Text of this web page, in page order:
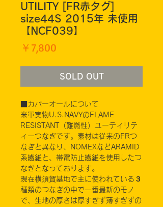
UTILITY [FR赤タグ]
size44S 2015年 未使用
【NCF039】
￥7,800
SOLD OUT
■カバーオールについて
米軍実物U.S.NAVYのFLAME
RESISTANT（難燃性）ユーティリテ
ィーつなぎです。素材は従来のFRつ
なぎと異なり、NOMEXなどARAMID
系繊維と、帯電防止繊維を使用したつ
なぎとなっております。
現在横須賀基地で主に使われている３
種類のつなぎの中で一番最新のモノ
で、生地の厚さは厚すぎず薄すぎずの